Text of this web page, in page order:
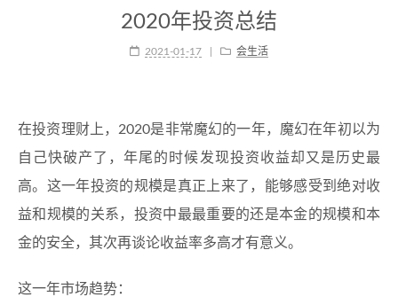
2020年投资总结
2021-01-17 会生活
在投资理财上，2020是非常魔幻的一年，魔幻在年初以为
自己快破产了，年尾的时候发现投资收益却又是历史最
高。这一年投资的规模是真正上来了，能够感受到绝对收
益和规模的关系，投资中最最重要的还是本金的规模和本
金的安全，其次再谈论收益率多高才有意义。
这一年市场趋势：